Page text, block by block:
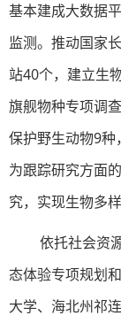
基本建成大数据
监测。推动国家
站40个，建立生
旗舰物种专项调
保护野生动物9
为跟踪研究方面
究，实现生物多
依托社会资
态体验专项规划
大学、海北州祁